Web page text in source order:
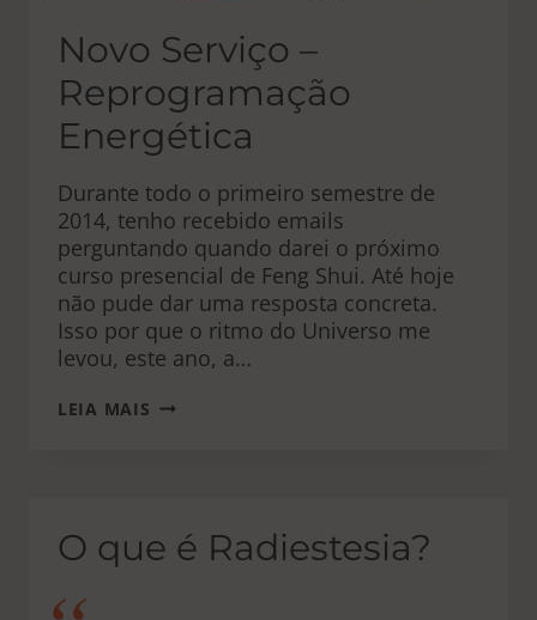
Novo Serviço –
Reprogramação
Energética
Durante todo o primeiro semestre de
2014, tenho recebido emails
perguntando quando darei o próximo
curso presencial de Feng Shui. Até hoje
não pude dar uma resposta concreta.
Isso por que o ritmo do Universo me
levou, este ano, a…
LEIA MAIS NOVO
O que é Radiestesia?